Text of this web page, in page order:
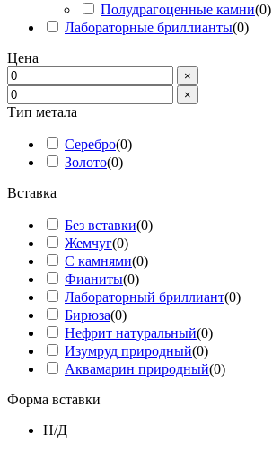
Полудрагоценные камни(0)
Лабораторные бриллианты(0)
Цена
×
×
Тип метала
Серебро(0)
Золото(0)
Вставка
Без вставки(0)
Жемчуг(0)
С камнями(0)
Фианиты(0)
Лабораторный бриллиант(0)
Бирюза(0)
Нефрит натуральный(0)
Изумруд природный(0)
Аквамарин природный(0)
Форма вставки
Н/Д